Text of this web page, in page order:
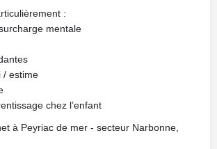
:
mentale
/ estime
chez l’enfant
à Peyriac de mer - secteur Narbonne,